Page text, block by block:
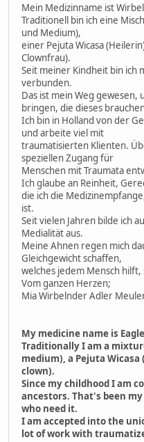
Mein Medizinname ist
Traditionell bin ich eine
und Medium),
einer Pejuta Wicasa
Clownfrau).
Seit meiner Kindheit bin ich
verbunden.
Das ist mein Weg gewesen,
bringen, die dieses
Ich bin in Holland von der
und arbeite viel mit
traumatisierten Klienten.
speziellen Zugang für
Menschen mit Traumata
Ich glaube an Reinheit,
die ich die
ist.
Seit vielen Jahren bilde ich
Medialität aus.
Meine Ahnen regen mich
Gleichgewicht schaffen,
welches jedem Mensch
Vom ganzen Herzen;
Mia Wirbelnder Adler
My medicine name is
Traditionally I am a
medium), a Pejuta
clown).
Since my childhood I am
ancestors. That's been
who need it.
I am accepted into the
lot of work with